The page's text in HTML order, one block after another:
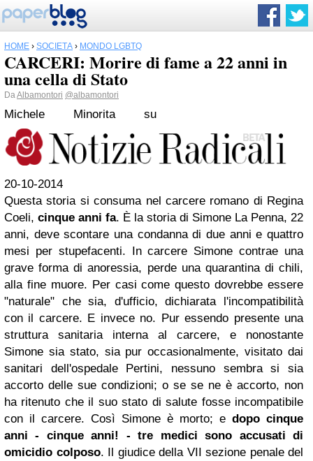
HOME › SOCIETÀ › MONDO LGBTQ
CARCERI: Morire di fame a 22 anni in
una cella di Stato
DaAlbamontori @albamontori
Michele Minorita su
20-10-2014
Questa storia si consuma nel carcere romano di Regina
Coeli, cinque anni fa. È la storia di Simone La Penna, 22
anni, deve scontare una condanna di due anni e quattro
mesi per stupefacenti. In carcere Simone contrae una
grave forma di anoressia, perde una quarantina di chili,
alla fine muore. Per casi come questo dovrebbe essere
"naturale" che sia, d'ufficio, dichiarata l'incompatibilità
con il carcere. E invece no. Pur essendo presente una
struttura sanitaria interna al carcere, e nonostante
Simone sia stato, sia pur occasionalmente, visitato dai
sanitari dell'ospedale Pertini, nessuno sembra si sia
accorto delle sue condizioni; o se se ne è accorto, non
ha ritenuto che il suo stato di salute fosse incompatibile
con il carcere. Così Simone è morto; e dopo cinque
anni - cinque anni! - tre medici sono accusati di
omicidio colposo. Il giudice della VII sezione penale del